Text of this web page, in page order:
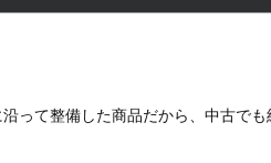
って整備した商品だから、中古で